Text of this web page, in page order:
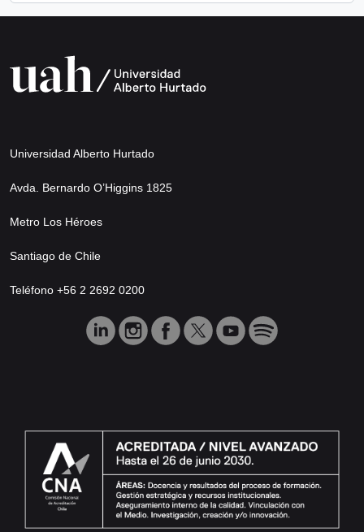
Universidad Alberto Hurtado
Avda. Bernardo O’Higgins 1825
Metro Los Héroes
Santiago de Chile
Teléfono +56 2 2692 0200